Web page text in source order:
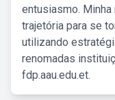
entusiasmo.
trajetória para se
utilizando
renomadas
fdp.aau.edu.et.